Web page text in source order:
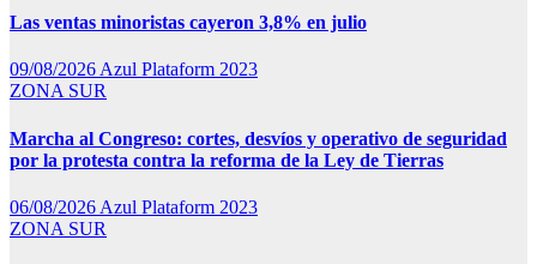
Las ventas minoristas cayeron 3,8% en julio
09/08/2026Azul Plataform 2023
ZONA SUR
Marcha al Congreso: cortes, desvíos y operativo de seguridad
por la protesta contra la reforma de la Ley de Tierras
06/08/2026 Azul Plataform 2023
ZONA SUR